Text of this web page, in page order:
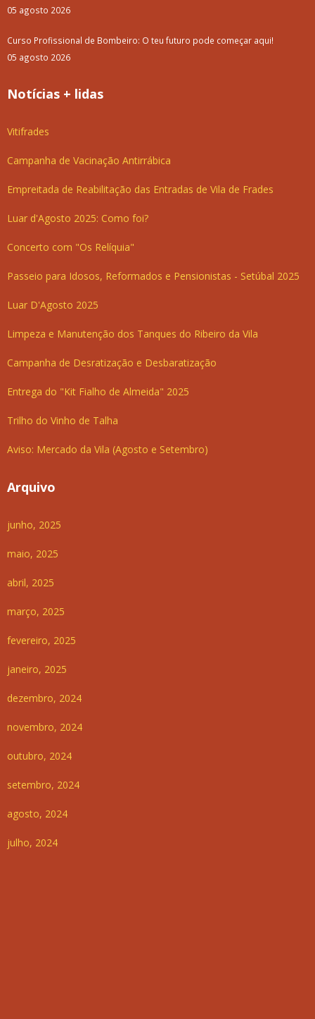
05 agosto 2026
Curso Profissional de Bombeiro: O teu futuro pode começar aqui!
05 agosto 2026
Notícias + lidas
Vitifrades
Campanha de Vacinação Antirrábica
Empreitada de Reabilitação das Entradas de Vila de Frades
Luar d'Agosto 2025: Como foi?
Concerto com "Os Relíquia"
Passeio para Idosos, Reformados e Pensionistas - Setúbal 2025
Luar D'Agosto 2025
Limpeza e Manutenção dos Tanques do Ribeiro da Vila
Campanha de Desratização e Desbaratização
Entrega do "Kit Fialho de Almeida" 2025
Trilho do Vinho de Talha
Aviso: Mercado da Vila (Agosto e Setembro)
Arquivo
junho, 2025
maio, 2025
abril, 2025
março, 2025
fevereiro, 2025
janeiro, 2025
dezembro, 2024
novembro, 2024
outubro, 2024
setembro, 2024
agosto, 2024
julho, 2024